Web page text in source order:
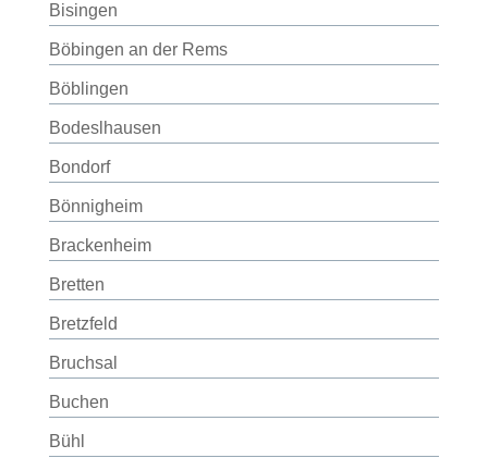
Bisingen
Böbingen an der Rems
Böblingen
Bodeslhausen
Bondorf
Bönnigheim
Brackenheim
Bretten
Bretzfeld
Bruchsal
Buchen
Bühl